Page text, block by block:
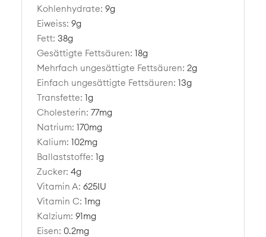
Kohlenhydrate:9g
Eiweiss:9g
Fett:38g
Gesättigte Fettsäuren:18g
Mehrfach ungesättigte Fettsäuren:2g
Einfach ungesättigte Fettsäuren:13g
Transfette:1g
Cholesterin:77mg
Natrium:170mg
Kalium:102mg
Ballaststoffe:1g
Zucker:4g
Vitamin A:625IU
Vitamin C:1mg
Kalzium:91mg
Eisen: 0.2mg